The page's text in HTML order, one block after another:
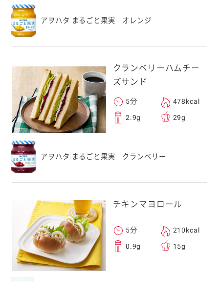
アヲハタ まるごと果実 オレンジ
クランベリーハムチー
ズサンド
5分 478kcal
2.9g 29g
アヲハタ まるごと果実 クランベリー
チキンマヨロール
5分 210kcal
0.9g 15g